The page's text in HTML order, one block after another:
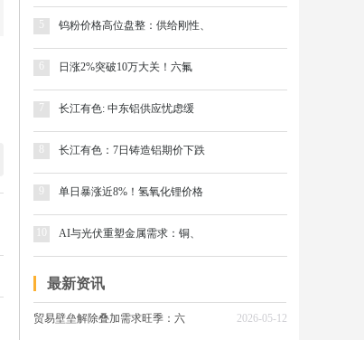
5 钨粉价格高位盘整：供给刚性、
日涨2%突破10万大关！六氟
7 长江有色: 中东铝供应忧虑缓
长江有色：7日铸造铝期价下跌
单日暴涨近8%！氢氧化锂价格
AI与光伏重塑金属需求：铜、
最新资讯
贸易壁垒解除叠加需求旺季：六 2026-05-12